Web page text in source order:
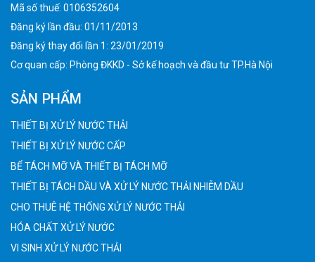
Mã số thuế: 0106352604
Đăng ký lần đầu: 01/11/2013
Đăng ký thay đổi lần 1: 23/01/2019
Cơ quan cấp: Phòng ĐKKD - Sở kế hoạch và đầu tư TP.Hà Nội
SẢN PHẨM
THIẾT BỊ XỬ LÝ NƯỚC THẢI
THIẾT BỊ XỬ LÝ NƯỚC CẤP
BỂ TÁCH MỠ VÀ THIẾT BỊ TÁCH MỠ
THIẾT BỊ TÁCH DẦU VÀ XỬ LÝ NƯỚC THẢI NHIỄM DẦU
CHO THUÊ HỆ THỐNG XỬ LÝ NƯỚC THẢI
HÓA CHẤT XỬ LÝ NƯỚC
VI SINH XỬ LÝ NƯỚC THẢI